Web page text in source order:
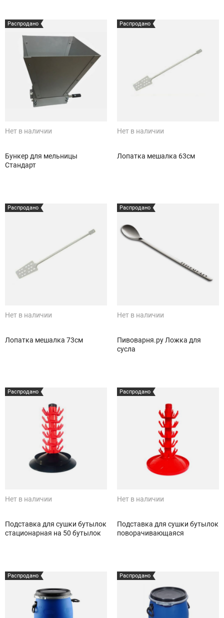
Распродано
Нет в наличии
Бункер для мельницы
Стандарт
Распродано
Нет в наличии
Лопатка мешалка 63см
Распродано
Нет в наличии
Лопатка мешалка 73см
Распродано
Нет в наличии
Пивоварня.ру Ложка для
сусла
Распродано
Нет в наличии
Подставка для сушки бутылок
стационарная на 50 бутылок
Распродано
Нет в наличии
Подставка для сушки бутылок
поворачивающаяся
Распродано Распродано